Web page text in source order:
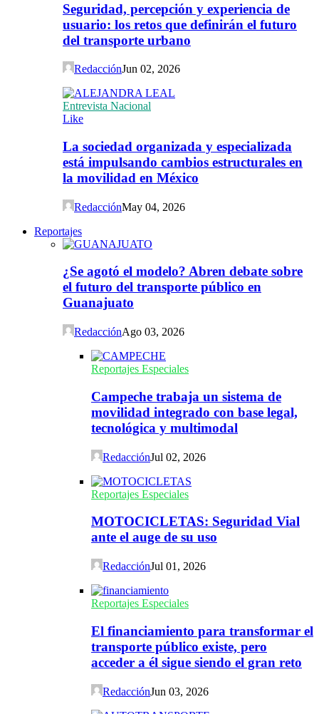
Seguridad, percepción y experiencia de
usuario: los retos que definirán el futuro
del transporte urbano
RedacciónJun 02, 2026
Entrevista Nacional
Like
La sociedad organizada y especializada
está impulsando cambios estructurales en
la movilidad en México
RedacciónMay 04, 2026
Reportajes
¿Se agotó el modelo? Abren debate sobre
el futuro del transporte público en
Guanajuato
RedacciónAgo 03, 2026
Reportajes Especiales
Campeche trabaja un sistema de
movilidad integrado con base legal,
tecnológica y multimodal
RedacciónJul 02, 2026
Reportajes Especiales
MOTOCICLETAS: Seguridad Vial
ante el auge de su uso
RedacciónJul 01, 2026
Reportajes Especiales
El financiamiento para transformar el
transporte público existe, pero
acceder a él sigue siendo el gran reto
RedacciónJun 03, 2026